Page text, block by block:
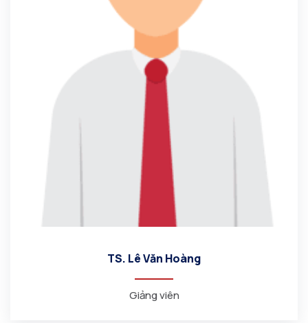
TS. Lê Văn Hoàng
Giảng viên